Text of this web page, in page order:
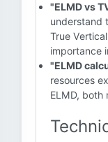
"ELMD vs
understand
True
importance
"ELMD
resources
ELMD, both